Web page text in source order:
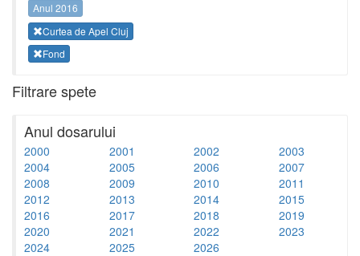
Anul 2016
Curtea de Apel Cluj
Fond
Filtrare spete
Anul dosarului
2000 2001 2002
2003
2004
2005 2006
2007
2008
2009 2010
2011
2012
2013 2014
2015
2016
2017 2018
2019
2020
2021 2022
2023
2024
2025 2026